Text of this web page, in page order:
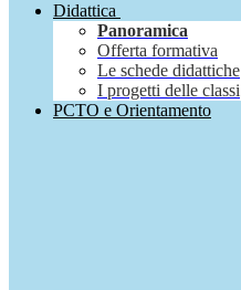
Didattica
Panoramica
Offerta formativa
Le schede didattiche
I progetti delle classi
PCTO e Orientamento